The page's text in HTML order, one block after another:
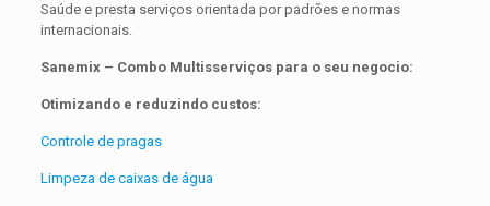
Saúde e presta serviços orientada por padrões e normas
internacionais.
Sanemix – Combo Multisserviços para o seu negocio:
Otimizando e reduzindo custos:
Controle de pragas
Limpeza de caixas de água